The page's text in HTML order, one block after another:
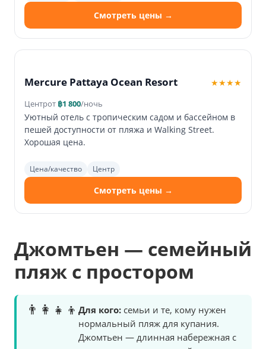
Смотреть цены →
Mercure Pattaya Ocean Resort ★★★★
Центрот ฿1 800/ночь
Уютный отель с тропическим садом и бассейном в
пешей доступности от пляжа и Walking Street.
Хорошая цена.
Цена/качество Центр
Смотреть цены →
Джомтьен — семейный
пляж с простором
👨‍👩‍👧‍👦 Для кого: семьи и те, кому нужен
нормальный пляж для купания.
Джомтьен — длинная набережная с